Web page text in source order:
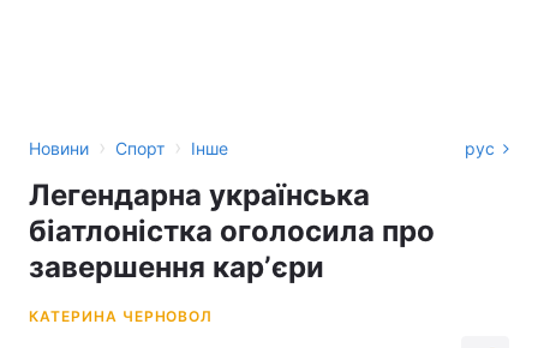
Новини › Спорт › Інше рус
Легендарна українська
біатлоністка оголосила про
завершення карʼєри
КАТЕРИНА ЧЕРНОВОЛ